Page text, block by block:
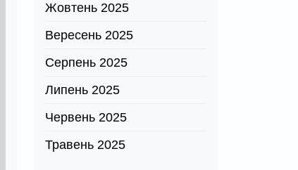
Жовтень 2025
Вересень 2025
Серпень 2025
Липень 2025
Червень 2025
Травень 2025